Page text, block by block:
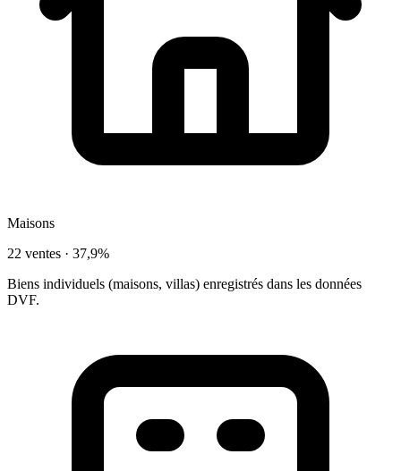
Maisons
22 ventes · 37,9%
Biens individuels (maisons, villas) enregistrés dans les données
DVF.